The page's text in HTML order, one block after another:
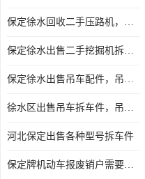
保定徐水回收二手压路机，压路机拆解市场在哪
保定徐水出售二手挖掘机拆车件，挖掘机配件，液压件出售
保定徐水出售吊车配件，吊车拆车件出售
徐水区出售吊车拆车件，吊车液压件，吊车发动机变速箱出售
河北保定出售各种型号拆车件
保定牌机动车报废销户需要带哪些手续，流程咨询